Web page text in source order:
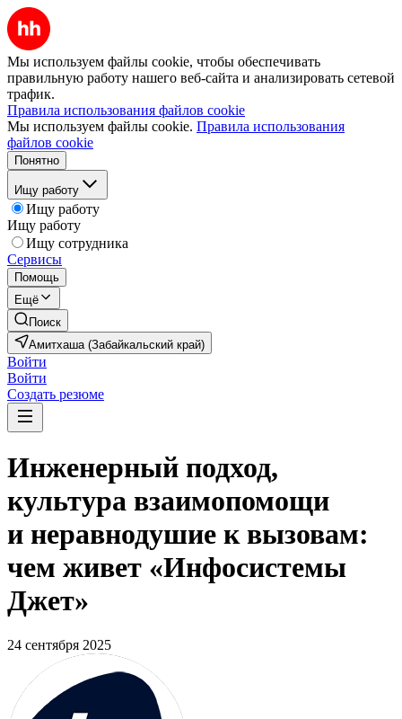
Мы используем файлы cookie, чтобы обеспечивать
правильную работу нашего веб-сайта и анализировать сетевой
трафик.
Правила использования файлов cookie
Мы используем файлы cookie. Правила использования
файлов cookie
Понятно
Ищу работу
Ищу работу
Ищу работу
Ищу сотрудника
Сервисы
Помощь
Ещё
Поиск
Амитхаша (Забайкальский край)
Войти
Войти
Создать резюме
Инженерный подход,
культура взаимопомощи
и неравнодушие к вызовам:
чем живет «Инфосистемы
Джет»
24 сентября 2025